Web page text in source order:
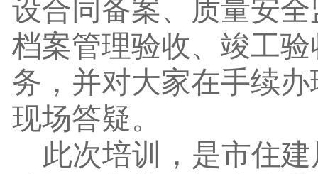
设合同备案、质量安
档案管理验收、竣工
务，并对大家在手续
现场答疑。
此次培训，是市住